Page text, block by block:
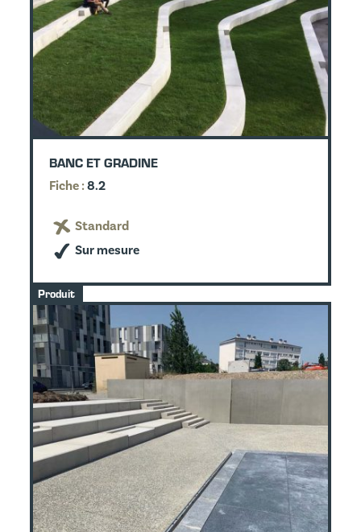
BANC ET GRADINE
Fiche :8.2
Standard
Sur mesure
Produit